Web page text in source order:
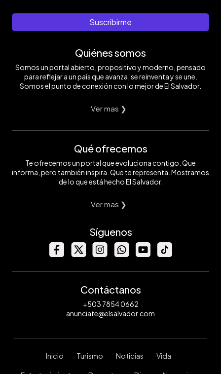
Suscribirme
Quiénes somos
Somos un portal abierto, propositivo y moderno, pensado
para reflejar a un país que avanza, se reinventa y se une.
Somos el punto de conexión con lo mejor de El Salvador.
Ver mas ❯
Qué ofrecemos
Te ofrecemos un portal que evoluciona contigo. Que
informa, pero también inspira. Que te representa. Mostramos
de lo que está hecho El Salvador.
Ver mas ❯
Síguenos
Contáctanos
+503 7854 0662
anunciate@elsalvador.com
Inicio Turismo Noticias Vida